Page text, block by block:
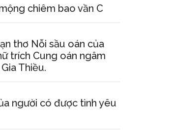
chiêm bao vần C
thơ Nỗi sầu oán của
trích Cung oán ngâm
Thiều.
người có được tình yêu